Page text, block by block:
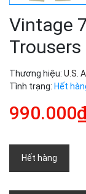
Vintage
Trousers
Thương hiệu: U.S.
Tình trạng: Hết
Hết hàng